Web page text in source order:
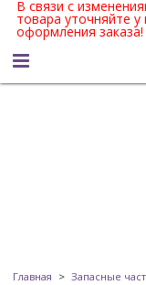
В связи с
товара уточняйте
оформления заказа!
Главная Запасные